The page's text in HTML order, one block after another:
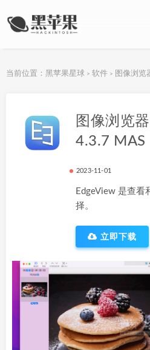
当前位置： 黑苹果星球 > 软件 > 图像浏览
图像浏览
4.3.7 MAS
2023-11-01
EdgeView 是查看
择。
立即下载